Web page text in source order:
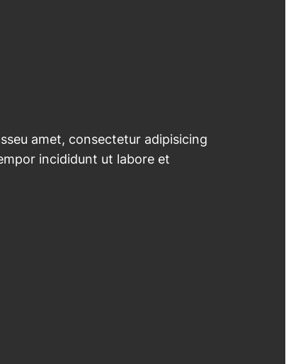
amet, consectetur adipisicing
incididunt ut labore et